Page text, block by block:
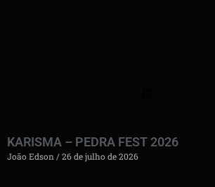
KARISMA – PEDRA FEST 2026
João Edson 26 de julho de 2026